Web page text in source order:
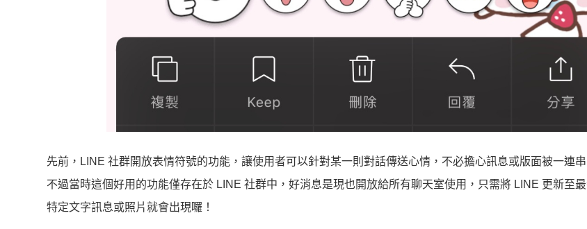
先前，LINE 社群開放表情符號的功能，讓使用者可以針對某一則對話傳送心情，不必擔心訊息或版面被一連串
不過當時這個好用的功能僅存在於 LINE 社群中，好消息是現也開放給所有聊天室使用，只需將 LINE 更新至
特定文字訊息或照片就會出現囉！